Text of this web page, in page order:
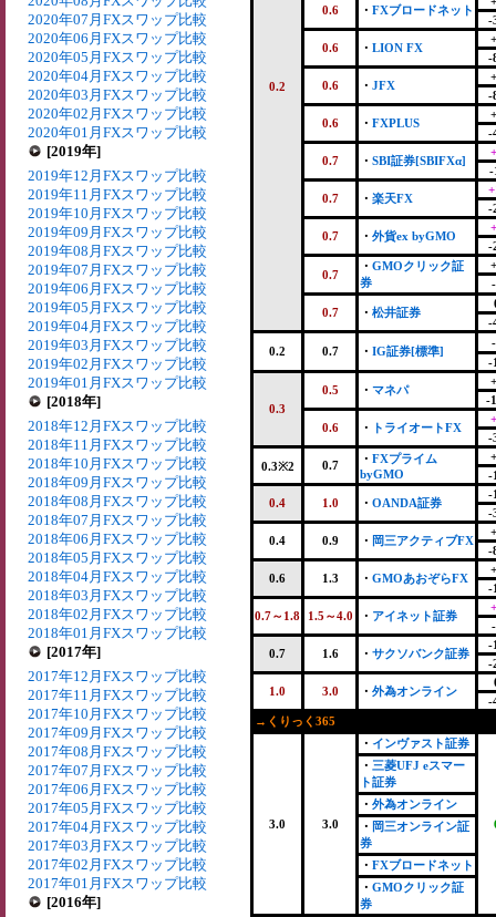
2020年07月FXスワップ比較
2020年06月FXスワップ比較
2020年05月FXスワップ比較
2020年04月FXスワップ比較
2020年03月FXスワップ比較
2020年02月FXスワップ比較
2020年01月FXスワップ比較
[2019年]
2019年12月FXスワップ比較
2019年11月FXスワップ比較
2019年10月FXスワップ比較
2019年09月FXスワップ比較
2019年08月FXスワップ比較
2019年07月FXスワップ比較
2019年06月FXスワップ比較
2019年05月FXスワップ比較
2019年04月FXスワップ比較
2019年03月FXスワップ比較
2019年02月FXスワップ比較
2019年01月FXスワップ比較
[2018年]
2018年12月FXスワップ比較
2018年11月FXスワップ比較
2018年10月FXスワップ比較
2018年09月FXスワップ比較
2018年08月FXスワップ比較
2018年07月FXスワップ比較
2018年06月FXスワップ比較
2018年05月FXスワップ比較
2018年04月FXスワップ比較
2018年03月FXスワップ比較
2018年02月FXスワップ比較
2018年01月FXスワップ比較
[2017年]
2017年12月FXスワップ比較
2017年11月FXスワップ比較
2017年10月FXスワップ比較
2017年09月FXスワップ比較
2017年08月FXスワップ比較
2017年07月FXスワップ比較
2017年06月FXスワップ比較
2017年05月FXスワップ比較
2017年04月FXスワップ比較
2017年03月FXスワップ比較
2017年02月FXスワップ比較
2017年01月FXスワップ比較
[2016年]
0.2
0.6 ・ FXブロードネット
-
0.6 ・ LION FX
-
0.6 ・ JFX
-
0.6 ・ FXPLUS
-
0.7 ・ SBI証券[SBIFXα]
-
0.7 ・ 楽天FX
-
0.7 ・ 外貨ex byGMO
-
0.7
・ GMOクリック証
券
0.7 ・ 松井証券
-
0.2 0.7 ・ IG証券[標準]
-
0.3
0.5 ・ マネパ
-
0.6 ・ トライオートFX
-
0.3※2 0.7 ・ FXプライム
byGMO
-
0.4 1.0 ・ OANDA証券
-
-
0.4 0.9 ・ 岡三アクティブFX
-
0.6 1.3 ・ GMOあおぞらFX
-
0.7～1.8 1.5～4.0 ・ アイネット証券
0.7 1.6 ・ サクソバンク証券
-
-
1.0 3.0 ・ 外為オンライン
-
→くりっく365
3.0 3.0
・ インヴァスト証券
・ 三菱UFJ eスマー
ト証券
・ 外為オンライン
・ 岡三オンライン証
券
・ FXブロードネット
・ GMOクリック証
券